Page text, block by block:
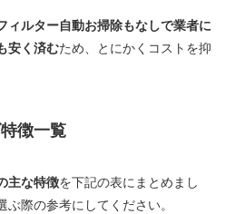
ィルター自動お掃除もなしで業者に
安く済むため、とにかくコストを抑
徴一覧
主な特徴を下記の表にまとめまし
際の参考にしてください。